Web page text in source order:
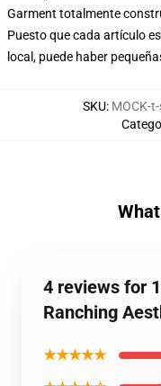
Garment totalmente
Puesto que cada artículo
local, puede haber
SKU: MOCK-
4 reviews for
Ranching
★★★★★